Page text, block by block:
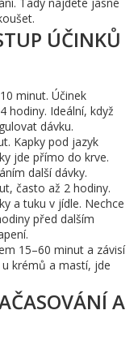
ÚČINKŮ
minut. Účinek
hodiny. Ideální, když
dávku.
Kapky pod jazyk
jde přímo do krve.
další dávky.
často až 2 hodiny.
a tuku v jídle. Nechce
před dalším
15–60 minut a závisí
krémů a mastí, jde
A